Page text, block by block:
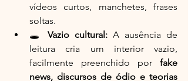
vídeos curtos, manchetes, frases
soltas.
🕳️ Vazio cultural: A ausência de
leitura cria um interior vazio,
facilmente preenchido por fake
news, discursos de ódio e teorias